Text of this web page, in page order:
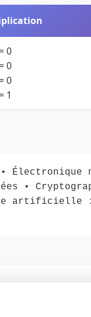
0
0
0
1
Électronique
•
artificielle :